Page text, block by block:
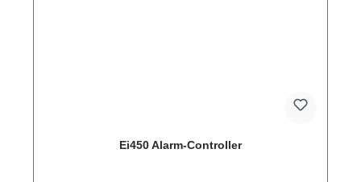
Ei450 Alarm-Controller